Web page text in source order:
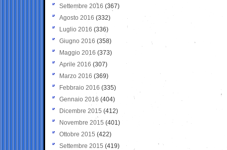
Settembre 2016 (367)
Agosto 2016 (332)
Luglio 2016 (336)
Giugno 2016 (358)
Maggio 2016 (373)
Aprile 2016 (307)
Marzo 2016 (369)
Febbraio 2016 (335)
Gennaio 2016 (404)
Dicembre 2015 (412)
Novembre 2015 (401)
Ottobre 2015 (422)
Settembre 2015 (419)